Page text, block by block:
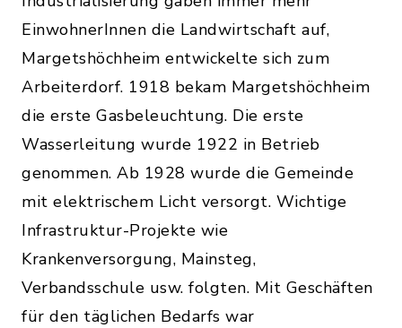
EinwohnerInnen die Landwirtschaft auf,
Margetshöchheim entwickelte sich zum
Arbeiterdorf. 1918 bekam Margetshöchheim
die erste Gasbeleuchtung. Die erste
Wasserleitung wurde 1922 in Betrieb
genommen. Ab 1928 wurde die Gemeinde
mit elektrischem Licht versorgt. Wichtige
Infrastruktur-Projekte wie
Krankenversorgung, Mainsteg,
Verbandsschule usw. folgten. Mit Geschäften
für den täglichen Bedarfs war